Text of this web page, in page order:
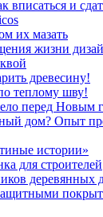
вписаться и
их мазать
жизни
древесину!
теплому шву!
перед Новым
дом? Опыт
истории»
для строителей
деревянных